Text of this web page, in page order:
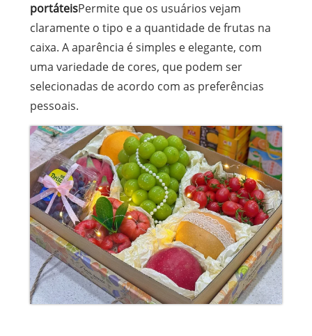
portáteisPermite que os usuários vejam
claramente o tipo e a quantidade de frutas na
caixa. A aparência é simples e elegante, com
uma variedade de cores, que podem ser
selecionadas de acordo com as preferências
pessoais.